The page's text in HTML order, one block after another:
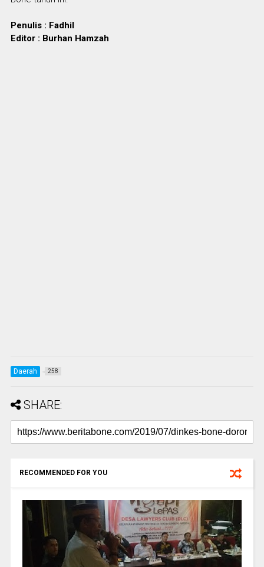
Penulis : Fadhil
Editor : Burhan Hamzah
Daerah 258
SHARE:
RECOMMENDED FOR YOU